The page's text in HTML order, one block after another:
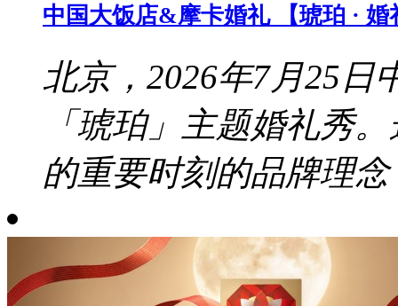
中国大饭店&摩卡婚礼 【琥珀 ·
北京，2026年7月25日
「琥珀」主题婚礼秀
的重要时刻的品牌理念